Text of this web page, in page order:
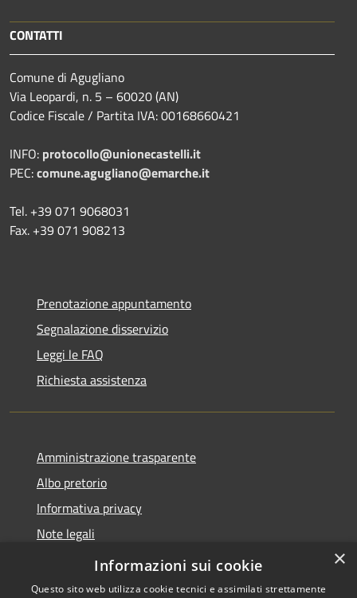
CONTATTI
Comune di Agugliano
Via Leopardi, n. 5 – 60020 (AN)
Codice Fiscale / Partita IVA: 00168660421
INFO: protocollo@unionecastelli.it
PEC:comune.agugliano@emarche.it
Tel. +39 071 9068031
Fax. +39 071 908213
Prenotazione appuntamento
Segnalazione disservizio
Leggi le FAQ
Richiesta assistenza
Amministrazione trasparente
Albo pretorio
Informativa privacy
Note legali
Dichiarazione di accessibilità
×
Informazioni sui cookie
Questo sito web utilizza cookie tecnici e assimilati strettamente